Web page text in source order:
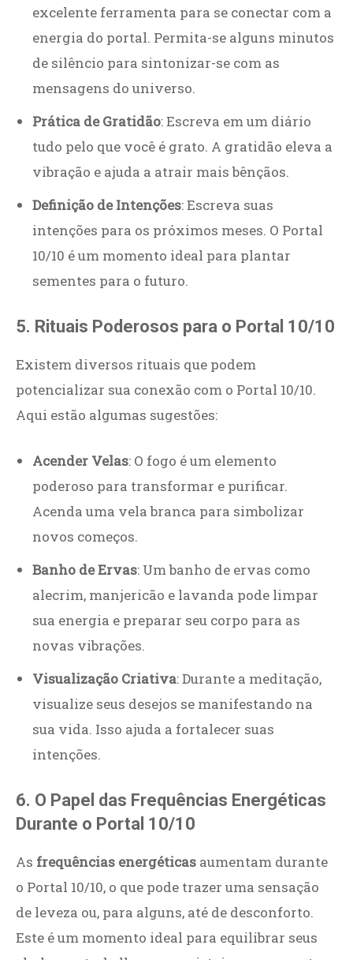
excelente ferramenta para se conectar com a
energia do portal. Permita-se alguns minutos
de silêncio para sintonizar-se com as
mensagens do universo.
Prática de Gratidão: Escreva em um diário
tudo pelo que você é grato. A gratidão eleva a
vibração e ajuda a atrair mais bênçãos.
Definição de Intenções: Escreva suas
intenções para os próximos meses. O Portal
10/10 é um momento ideal para plantar
sementes para o futuro.
5. Rituais Poderosos para o Portal 10/10
Existem diversos rituais que podem
potencializar sua conexão com o Portal 10/10.
Aqui estão algumas sugestões:
Acender Velas: O fogo é um elemento
poderoso para transformar e purificar.
Acenda uma vela branca para simbolizar
novos começos.
Banho de Ervas: Um banho de ervas como
alecrim, manjericão e lavanda pode limpar
sua energia e preparar seu corpo para as
novas vibrações.
Visualização Criativa: Durante a meditação,
visualize seus desejos se manifestando na
sua vida. Isso ajuda a fortalecer suas
intenções.
6. O Papel das Frequências Energéticas
Durante o Portal 10/10
As frequências energéticas aumentam durante
o Portal 10/10, o que pode trazer uma sensação
de leveza ou, para alguns, até de desconforto.
Este é um momento ideal para equilibrar seus